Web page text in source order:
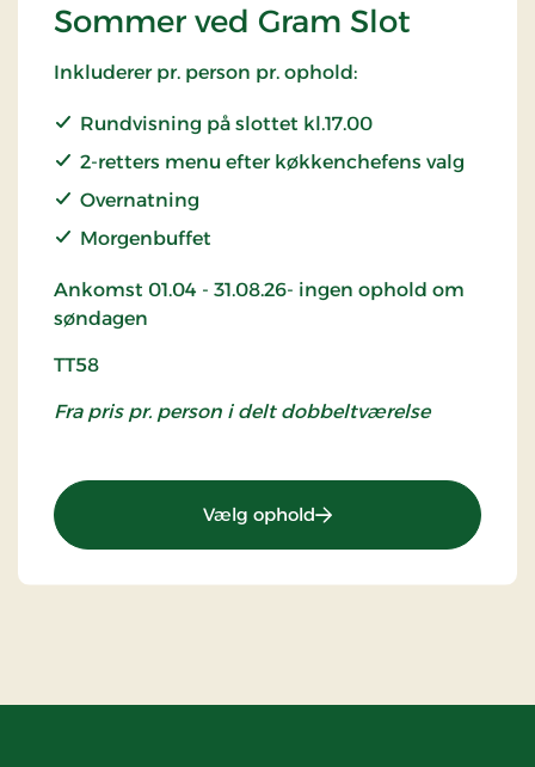
Sommer ved Gram Slot
Inkluderer pr. person pr. ophold:
Rundvisning på slottet kl.17.00
2-retters menu efter køkkenchefens valg
Overnatning
Morgenbuffet
Ankomst 01.04 - 31.08.26- ingen ophold om
søndagen
TT58
Fra pris pr. person i delt dobbeltværelse
Vælg ophold: TT58 - Sommer ved